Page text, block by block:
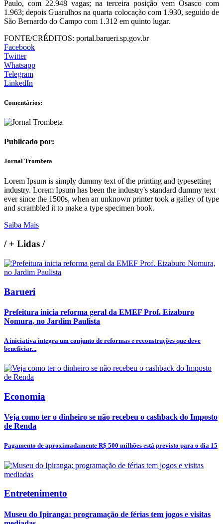
Paulo, com 22.948 vagas; na terceira posição vem Osasco com
1.963; depois Guarulhos na quarta colocação com 1.930, seguido de
São Bernardo do Campo com 1.312 em quinto lugar.
FONTE/CRÉDITOS: portal.barueri.sp.gov.br
Facebook
Twitter
Whatsapp
Telegram
LinkedIn
Comentários:
Publicado por:
Jornal Trombeta
Lorem Ipsum is simply dummy text of the printing and typesetting
industry. Lorem Ipsum has been the industry's standard dummy text
ever since the 1500s, when an unknown printer took a galley of type
and scrambled it to make a type specimen book.
Saiba Mais
/+ Lidas /
Barueri
Prefeitura inicia reforma geral da EMEF Prof. Eizaburo
Nomura, no Jardim Paulista
A iniciativa integra um conjunto de reformas e reconstruções que deve
beneficiar...
Economia
Veja como ter o dinheiro se não recebeu o cashback do Imposto
de Renda
Pagamento de aproximadamente R$ 500 milhões está previsto para o dia 15
Entretenimento
Museu do Ipiranga: programação de férias tem jogos e visitas